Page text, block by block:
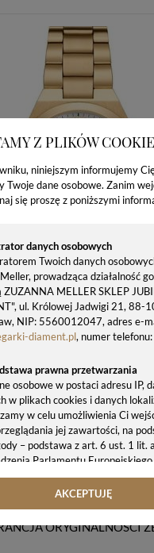
Z PLIKÓW COOKIE
niniejszym informujemy
Twoje dane osobowe. Zanim
się proszę z poniższymi
danych osobowych
Twoich danych
prowadząca działalność
ZUZANNA MELLER SKLEP
ul. Królowej Jadwigi 21, 88-
NIP: 5560012047, adres e-
diament.pl, numer
prawna przetwarzania
osobowe w postaci adresu IP,
w plikach cookies i danych
w celu umożliwienia Ci
jej zawartości, na
– podstawa z art. 6 ust. 1 lit. a
Parlamentu Europejskiego
z 27.04.2016 r. w sprawie
w związku z przetwarzaniem
o ochronie danych, tj.
AKCEPTUJĘ
980,00 zł
ORYGINALNOŚCI